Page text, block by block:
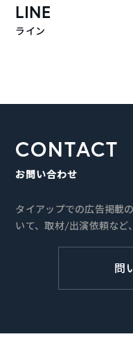
LINE
ライン
CONTACT
お問い合わせ
タイアップでの広告掲載
いて、取材/出演依頼など
問